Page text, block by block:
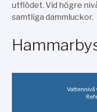
utflödet. Vid högre
samtliga dammluckor.